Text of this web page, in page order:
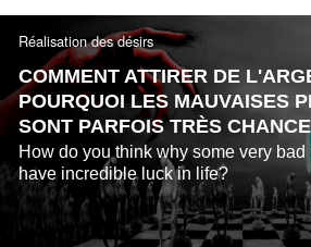
Réalisation des désirs
COMMENT ATTIRER DE
POURQUOI LES MAUVAISES
SONT PARFOIS TRÈS
How do you think why some very
have incredible luck in life?